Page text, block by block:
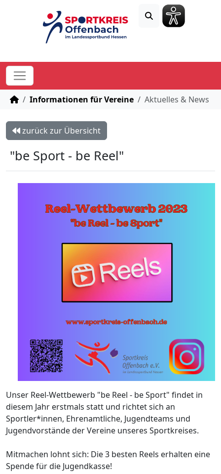
STARTSEITE
Informationen für Vereine Aktuelles & News
zurück zur Übersicht
"be Sport - be Reel"
Unser Reel-Wettbewerb "be Reel - be Sport" findet in
diesem Jahr erstmals statt und richtet sich an
Sportler*innen, Ehrenamtliche, Jugendteams und
Jugendvorstände der Vereine unseres Sportkreises.
Mitmachen lohnt sich: Die 3 besten Reels erhalten eine
Spende für die Jugendkasse!